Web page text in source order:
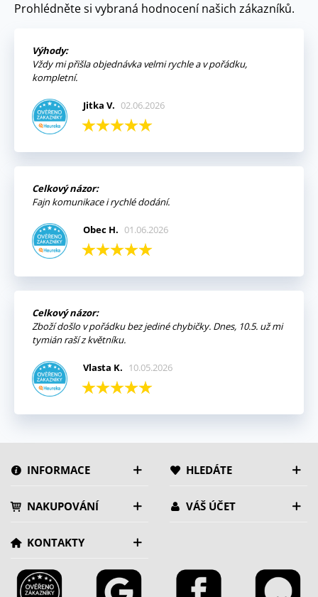
Prohlédněte si vybraná hodnocení našich zákazníků.
Výhody:
Vždy mi přišla objednávka velmi rychle a v pořádku,
kompletní.
Jitka V. 02.06.2026
Celkový názor:
Fajn komunikace i rychlé dodání.
Obec H. 01.06.2026
Celkový názor:
Zboží došlo v pořádku bez jediné chybičky. Dnes, 10.5. už mi
tymián raší z květníku.
Vlasta K. 10.05.2026
INFORMACE HLEDÁTE
NAKUPOVÁNÍ VÁŠ ÚČET
KONTAKTY